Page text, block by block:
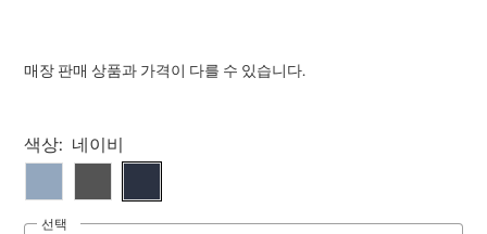
매장 판매 상품과 가격이 다를 수 있습니다.
Select product
색상: 네이비
선택